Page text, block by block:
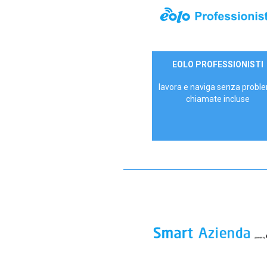
35,00 €/mese
EOLO PROFESSIONISTI
lavora e naviga senza
chiamate incluse